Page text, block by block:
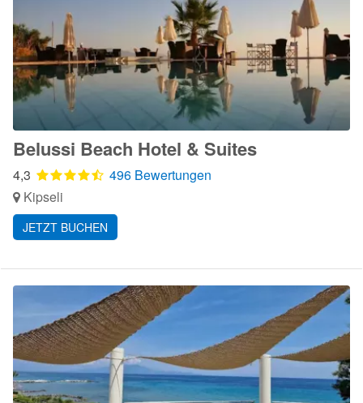
Belussi Beach Hotel & Suites
4,3
496 Bewertungen
Kipseli
JETZT BUCHEN